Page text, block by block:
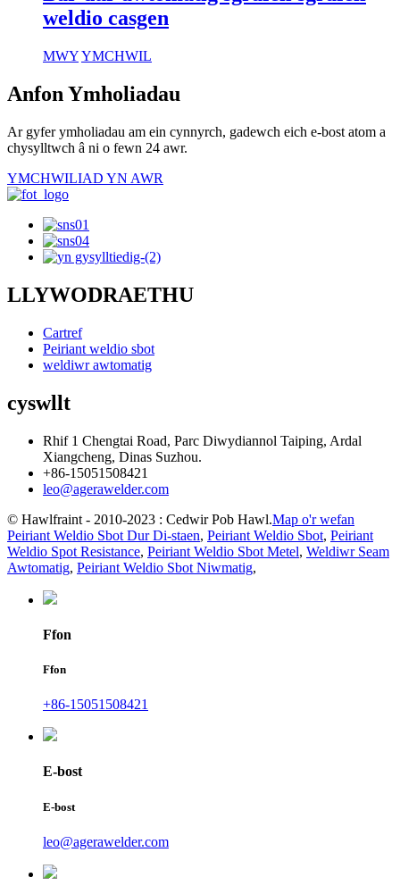
weldio casgen
MWYYMCHWIL
Anfon Ymholiadau
Ar gyfer ymholiadau am ein cynnyrch, gadewch eich e-bost atom a
chysylltwch â ni o fewn 24 awr.
YMCHWILIAD YN AWR
LLYWODRAETHU
Cartref
Peiriant weldio sbot
weldiwr awtomatig
cyswllt
Rhif 1 Chengtai Road, Parc Diwydiannol Taiping, Ardal
Xiangcheng, Dinas Suzhou.
+86-15051508421
leo@agerawelder.com
© Hawlfraint - 2010-2023 : Cedwir Pob Hawl.Map o'r wefan
Peiriant Weldio Sbot Dur Di-staen, Peiriant Weldio Sbot, Peiriant
Weldio Spot Resistance, Peiriant Weldio Sbot Metel, Weldiwr Seam
Awtomatig, Peiriant Weldio Sbot Niwmatig,
Ffon
Ffon
+86-15051508421
E-bost
E-bost
leo@agerawelder.com